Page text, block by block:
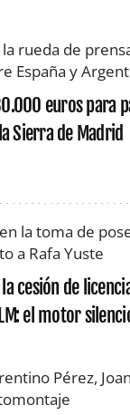
euros para
Sierra de Madrid
cesión de
el motor